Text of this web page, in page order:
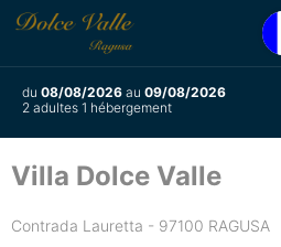
du 08/08/2026 au 09/08/2026
2 adultes 1 hébergement
Villa Dolce Valle
Contrada Lauretta - 97100 RAGUSA